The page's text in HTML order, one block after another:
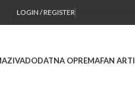
LOGIN / REGISTER
DODATNA OPREMAFAN